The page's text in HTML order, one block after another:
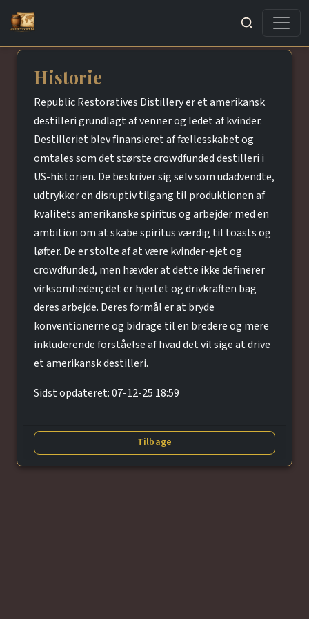
Søg
Historie
Republic Restoratives Distillery er et amerikansk
destilleri grundlagt af venner og ledet af kvinder.
Destilleriet blev finansieret af fællesskabet og
omtales som det største crowdfunded destilleri i
US-historien. De beskriver sig selv som udadvendte,
udtrykker en disruptiv tilgang til produktionen af
kvalitets amerikanske spiritus og arbejder med en
ambition om at skabe spiritus værdig til toasts og
løfter. De er stolte af at være kvinder-ejet og
crowdfunded, men hævder at dette ikke definerer
virksomheden; det er hjertet og drivkraften bag
deres arbejde. Deres formål er at bryde
konventionerne og bidrage til en bredere og mere
inkluderende forståelse af hvad det vil sige at drive
et amerikansk destilleri.
Sidst opdateret: 07-12-25 18:59
Tilbage